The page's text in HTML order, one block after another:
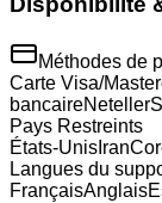
Méthodes de
Carte Visa/
bancaireNeteller
Pays Restreints
États-Unis Iran
Langues du
FrançaisAnglais